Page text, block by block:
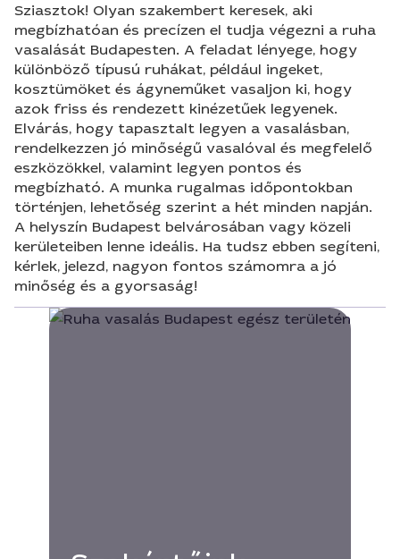
Sziasztok! Olyan szakembert keresek, aki
megbízhatóan és precízen el tudja végezni a ruha
vasalását Budapesten. A feladat lényege, hogy
különböző típusú ruhákat, például ingeket,
kosztümöket és ágyneműket vasaljon ki, hogy
azok friss és rendezett kinézetűek legyenek.
Elvárás, hogy tapasztalt legyen a vasalásban,
rendelkezzen jó minőségű vasalóval és megfelelő
eszközökkel, valamint legyen pontos és
megbízható. A munka rugalmas időpontokban
történjen, lehetőség szerint a hét minden napján.
A helyszín Budapest belvárosában vagy közeli
kerületeiben lenne ideális. Ha tudsz ebben segíteni,
kérlek, jelezd, nagyon fontos számomra a jó
minőség és a gyorsaság!